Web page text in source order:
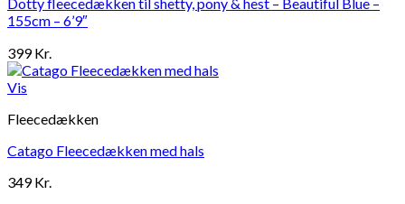
155cm – 6’9″
399Kr.
Vis
Fleecedækken
Catago Fleecedækken med hals
349Kr.